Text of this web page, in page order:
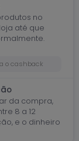
no
até que
o cashback
da compra,
8 a 12
e o dinheiro